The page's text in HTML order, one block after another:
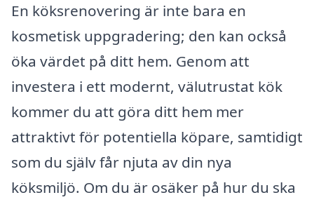
En köksrenovering är inte bara en
kosmetisk uppgradering; den kan också
öka värdet på ditt hem. Genom att
investera i ett modernt, välutrustat kök
kommer du att göra ditt hem mer
attraktivt för potentiella köpare, samtidigt
som du själv får njuta av din nya
köksmiljö. Om du är osäker på hur du ska